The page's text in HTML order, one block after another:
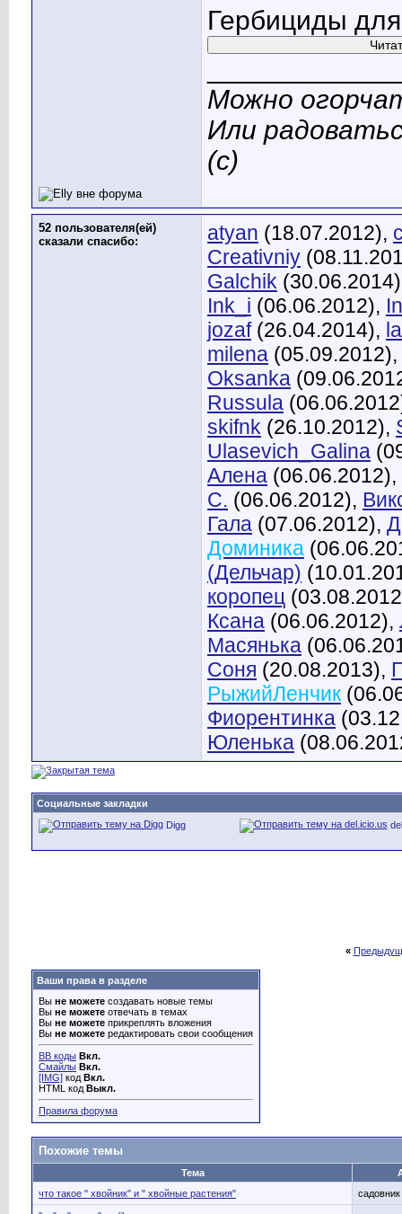
Гербициды
Можно
Или
(с)
52 пользователя(ей)
сказали cпасибо:
atyan (18.07.2012),
Creativniy
Galchik
Ink_i (06.06.2012),
jozaf(26.04.2014),
milena (05.09.2012),
Oksanka
Russula
skifnk (26.10.2012),
Ulasevich_Galina
Алена (06.06.2012),
С. (06.06.2012),
Гала (07.06.2012),
Доминика
(Дельчар)
коропец
Ксана (06.06.2012),
Масянька
Соня (20.08.2013),
РыжийЛенчик
Фиорентинка
Юленька
Социальные закладки
Digg
«
Ваши права в разделе
Вы не можете создавать новые темы
Вы не можете отвечать в темах
Вы не можете прикреплять вложения
Вы не можете редактировать свои сообщения
BB коды Вкл.
Смайлы Вкл.
[IMG] код Вкл.
HTML код Выкл.
Правила форума
Похожие темы
Тема
что такое " хвойник" и " хвойные растения"
садовник